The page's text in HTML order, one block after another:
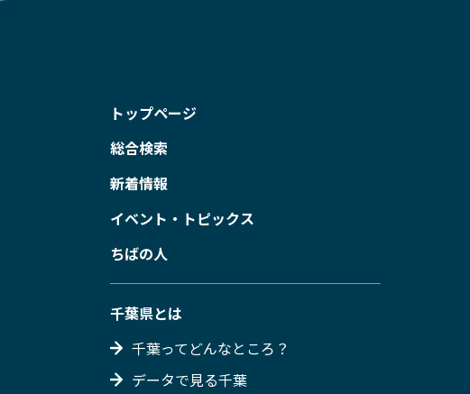
トップページ
総合検索
新着情報
イベント・トピックス
ちばの人
千葉県とは
千葉ってどんなところ？
データで見る千葉